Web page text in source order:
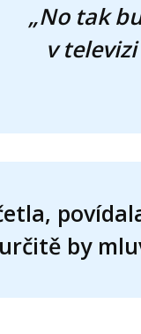
„No tak
v
by